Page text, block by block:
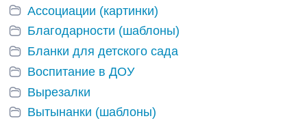
Ассоциации (картинки)
Благодарности (шаблоны)
Бланки для детского сада
Воспитание в ДОУ
Вырезалки
Вытынанки (шаблоны)